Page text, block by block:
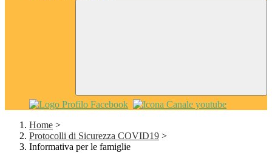
Home >
Protocolli di Sicurezza COVID19 >
Informativa per le famiglie